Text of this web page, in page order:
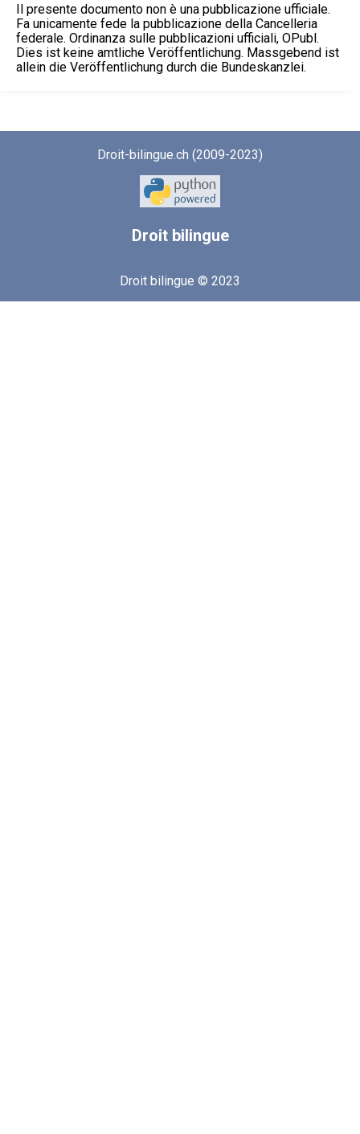
Il presente documento non è una pubblicazione ufficiale.
Fa unicamente fede la pubblicazione della Cancelleria
federale. Ordinanza sulle pubblicazioni ufficiali, OPubl.
Dies ist keine amtliche Veröffentlichung. Massgebend ist
allein die Veröffentlichung durch die Bundeskanzlei.
Droit-bilingue.ch (2009-2023)
Droitbilingue
Droit bilingue © 2023